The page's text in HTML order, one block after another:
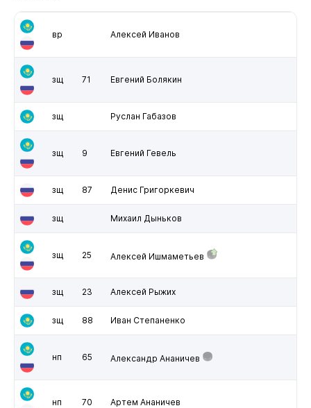
вр Алексей Иванов
зщ 71 Евгений Болякин
зщ Руслан Габазов
зщ 9 Евгений Гевель
зщ 87 Денис Григоркевич
зщ Михаил Дыньков
зщ 25 Алексей Ишмаметьев
зщ 23 Алексей Рыжих
зщ 88 Иван Степаненко
нп 65 Александр Ананичев
нп 70 Артем Ананичев